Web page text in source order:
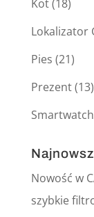
Kot(18)
Lokalizator
Pies (21)
Prezent(13)
Nowość w
szybkie